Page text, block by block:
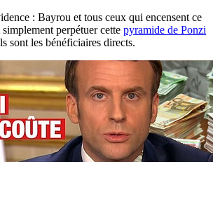
: Bayrou et tous ceux qui encensent ce
perpétuer cette pyramide de Ponzi
sont les bénéficiaires directs.